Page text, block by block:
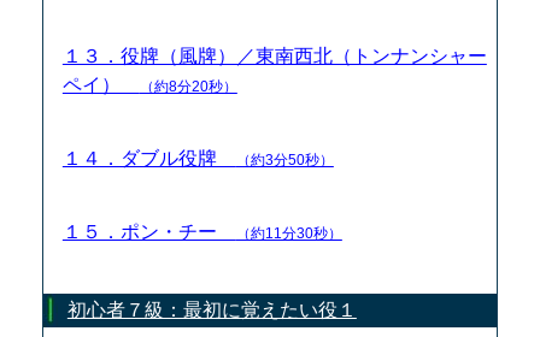
１３．役牌（風牌）／東南西北（トンナンシャー
ペイ）
（約8分20秒）
１４．ダブル役牌 （約3分50秒）
１５．ポン・チー （約11分30秒）
初心者７級：最初に覚えたい役１